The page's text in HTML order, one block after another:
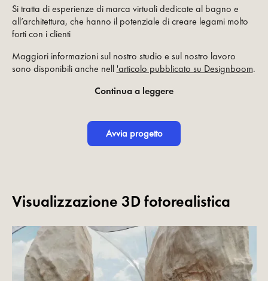
Si tratta di esperienze di marca virtuali dedicate al bagno e
all’architettura, che hanno il potenziale di creare legami molto
forti con i clienti
Maggiori informazioni sul nostro studio e sul nostro lavoro
sono disponibili anche nell 'articolo pubblicato su Designboom.
Continua a leggere
Avvia progetto
Visualizzazione 3D fotorealistica